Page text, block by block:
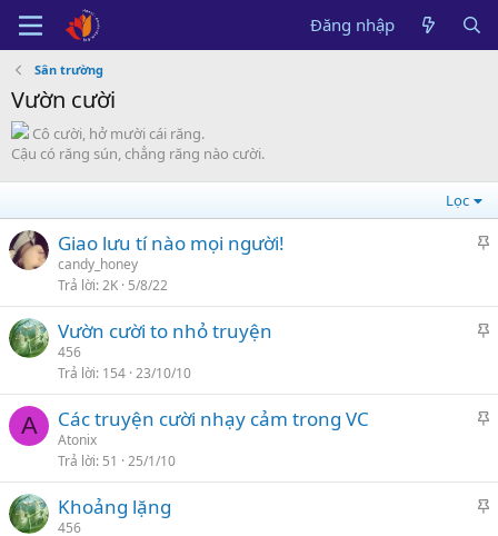
Đăng nhập
Sân trường
Vườn cười
Cô cười, hở mười cái răng.
Cậu có răng sún, chẳng răng nào cười.
Lọc
l
ê
o
Giao lưu tí nào mọi người!
candy_honey
Trả lời 2K 5/8/22
l
ê
o
Vườn cười to nhỏ truyện
456
Trả lời 154 23/10/10
A
l
ê
Các truyện cười nhạy cảm trong VC
Atonix
Trả lời 51 25/1/10
Khoảng lặng
456